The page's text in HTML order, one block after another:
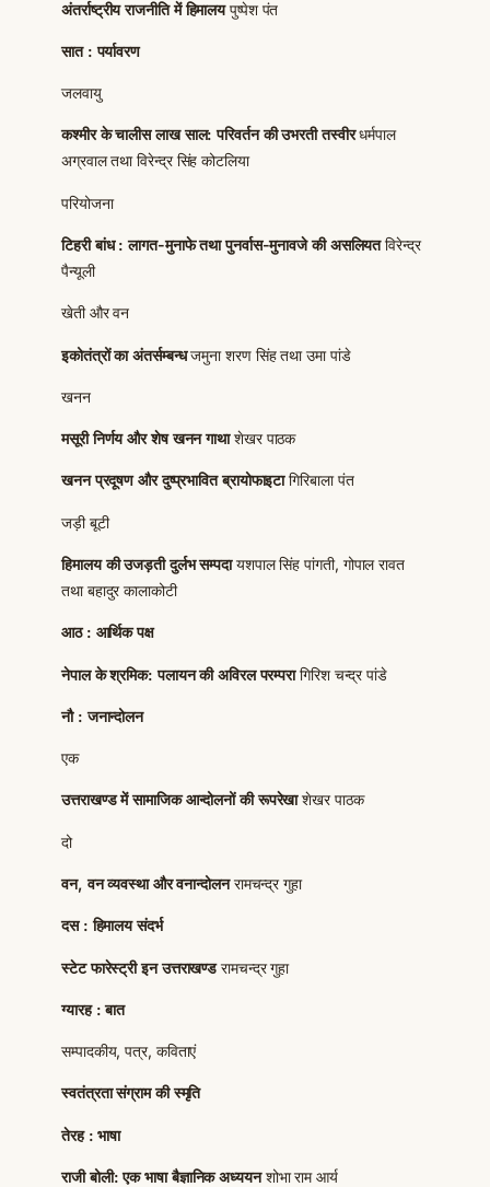
अंतर्राष्ट्रीय राजनीति में हिमालयपुष्पेश पंत
सात : पर्यावरण
जलवायु
कश्मीर के चालीस लाख साल: परिवर्तन की उभरती तस्वीरधर्मपाल
अग्रवाल तथा विरेन्द्र सिंह कोटलिया
परियोजना
टिहरी बांध : लागत-मुनाफे तथा पुनर्वास-मुनावजे की असलियतविरेन्द्र
पैन्यूली
खेती और वन
इकोतंत्रों का अंतर्सम्बन्धजमुना शरण सिंह तथा उमा पांडे
खनन
मसूरी निर्णय और शेष खनन गाथाशेखर पाठक
खनन प्रदूषण और दुष्प्रभावित ब्रायोफाइटागिरिबाला पंत
जड़ी बूटी
हिमालय की उजड़ती दुर्लभ सम्पदायशपाल सिंह पांगती, गोपाल रावत
तथा बहादुर कालाकोटी
आठ : आर्थिक पक्ष
नेपाल के श्रमिक: पलायन की अविरल परम्परागिरिश चन्द्र पांडे
नौ : जनान्दोलन
एक
उत्तराखण्ड में सामाजिक आन्दोलनों की रूपरेखाशेखर पाठक
दो
वन, वन व्यवस्था और वनान्दोलनरामचन्द्र गुहा
दस : हिमालय संदर्भ
स्टेट फारेस्ट्री इन उत्तराखण्डरामचन्द्र गुहा
ग्यारह : बात
सम्पादकीय, पत्र, कविताएं
स्वतंत्रता संग्राम की स्मृति
तेरह : भाषा
राजी बोली: एक भाषा बैज्ञानिक अध्ययनशोभा राम आर्य